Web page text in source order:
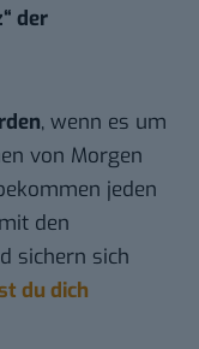
der
, wenn es um
von Morgen
jeden
den
sichern sich
du dich